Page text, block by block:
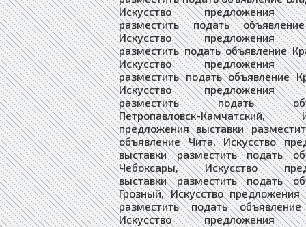
Искусство предложения
разместить подать
Искусство предложения
разместить подать объявление
Искусство предложения
разместить подать объявление
Искусство предложения
разместить подать
Петропавловск-Камчатский,
предложения выставки
объявление Чита, Искусство
выставки разместить подать
Чебоксары, Искусство
выставки разместить подать
Грозный, Искусство предложения
разместить подать
Искусство предложения